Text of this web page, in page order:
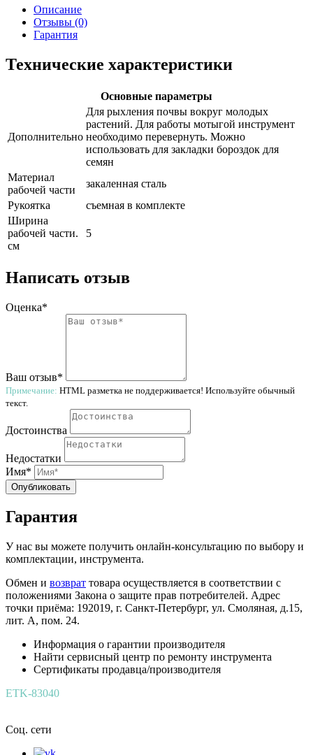
Описание
Отзывы (0)
Гарантия
Технические характеристики
Основные параметры
Дополнительно
Для рыхления почвы вокруг молодых
растений. Для работы мотыгой инструмент
необходимо перевернуть. Можно
использовать для закладки бороздок для
семян
Материал
рабочей части
закаленная сталь
Рукоятка
съемная в комплекте
Ширина
рабочей части.
см
5
Написать отзыв
Оценка*
Ваш отзыв*
Примечание: HTML разметка не поддерживается! Используйте обычный
текст.
Достоинства
Недостатки
Имя*
Опубликовать
Гарантия
У нас вы можете получить онлайн-консультацию по выбору и
комплектации, инструмента.
Обмен и возврат товара осуществляется в соответствии с
положениями Закона о защите прав потребителей. Адрес
точки приёма: 192019, г. Санкт-Петербург, ул. Смоляная, д.15,
лит. А, пом. 24.
Информация о гарантии производителя
Найти сервисный центр по ремонту инструмента
Сертификаты продавца/производителя
ETK-83040
Соц. сети